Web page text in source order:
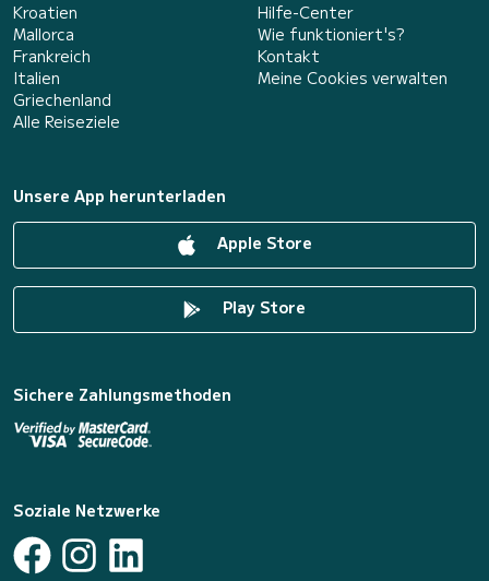
Kroatien
Mallorca
Frankreich
Italien
Griechenland
Alle Reiseziele
Hilfe-Center
Wie funktioniert's?
Kontakt
Meine Cookies verwalten
Unsere App herunterladen
Apple Store
Play Store
Sichere Zahlungsmethoden
Soziale Netzwerke